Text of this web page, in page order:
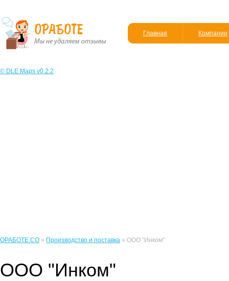
Главная Компании
© DLE Maps v0.2.2
ОРАБОТЕ.CO » Производство и поставка » ООО "Инком"
ООО "Инком"